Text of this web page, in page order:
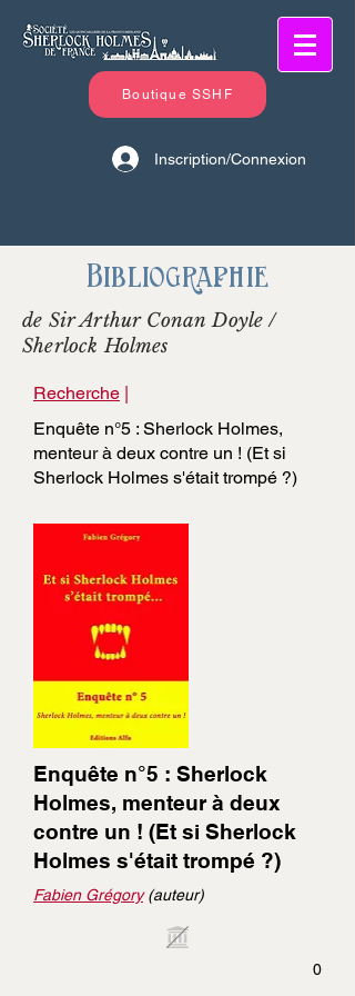
Boutique SSHF
Inscription/Connexion
Bibliographie
de Sir Arthur Conan Doyle /
Sherlock Holmes
Recherche |
Enquête n°5 : Sherlock Holmes,
menteur à deux contre un ! (Et si
Sherlock Holmes s'était trompé ?)
Enquête n°5 : Sherlock
Holmes, menteur à deux
contre un ! (Et si Sherlock
Holmes s'était trompé ?)
Fabien Grégory(auteur)
0